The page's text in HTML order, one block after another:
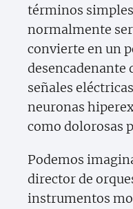
términos
normalmente
convierte en un
desencadenante
señales
neuronas
como dolorosas
Podemos
director de
instrumentos